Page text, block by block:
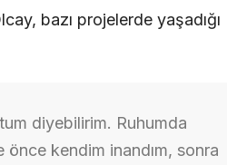
bazı projelerde yaşadığı
diyebilirim. Ruhumda
önce kendim inandım, sonra